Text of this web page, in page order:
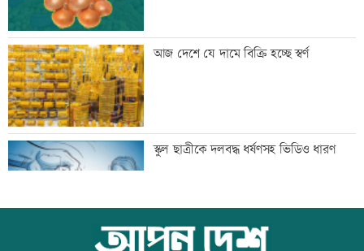
যৌথ প্রতিরক্ষা চুক্তি স্বাক্ষরের পথে সৌদি-
তুরস্ক-পাকিস্তান
বিশ্ববাজারে ফের বাড়ল জ্বালানি তেলের দাম
সিলেটে দুই বাসের সংঘর্ষে প্রাণ গেল
আজ দেশে যে দামে বিক্রি হচ্ছে স্বর্ণ
স্কুল ছাত্রীকে দলবদ্ধ ধর্ষণসহ ভিডিও ধারণ
আজ বিশ্ব বন্ধু দিবস